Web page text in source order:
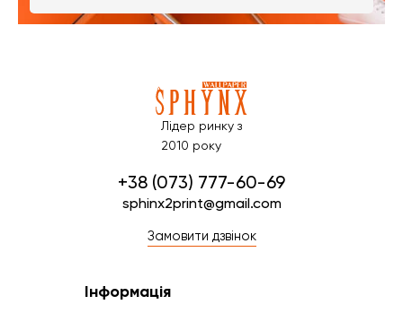
Лідер ринку з
2010 року
+38 (073) 777-60-69
sphinx2print@gmail.com
Замовити дзвінок
Інформація